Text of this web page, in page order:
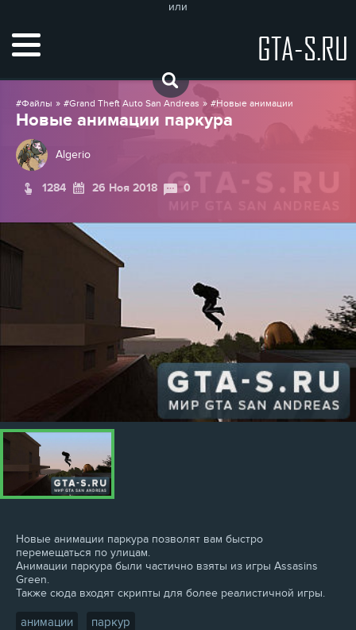
или
GTA-S.RU
Файлы » Grand Theft Auto San Andreas » Новые анимации
Новые анимации паркура
Algerio
1284 26 Ноя 2018 0
Новые анимации паркура позволят вам быстро
перемещаться по улицам.
Анимации паркура были частично взяты из игры Assasins
Green.
Также сюда входят скрипты для более реалистичной игры.
анимации паркур